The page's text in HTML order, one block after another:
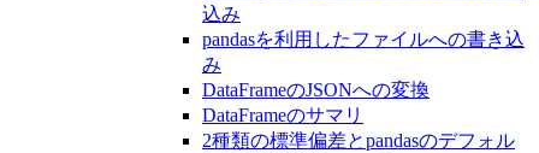
込み
pandasを利用したファイルへの書き込
み
DataFrameのJSONへの変換
DataFrameのサマリ
2種類の標準偏差とpandasのデフォル